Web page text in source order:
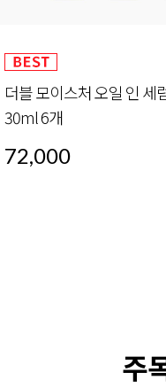
더블 모이스처 오일 인 세
30ml 6개
72,000
주